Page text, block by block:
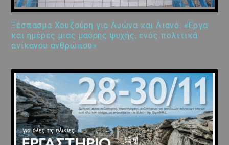
Ξέσπασμα Χουζούρη για Λυώνα και Λιανό: «Έργα
και ημέρες μιας μαύρης ψυχής, ενός πολιτικά
ανίκανου ανθρώπου»